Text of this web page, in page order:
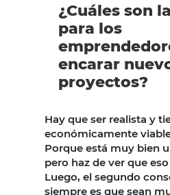
¿Cuáles son
para los
encarar
proyectos?
Hay que ser realista y
económicamente
Porque está muy bien
pero haz de ver que
Luego, el segundo
siempre es que sean